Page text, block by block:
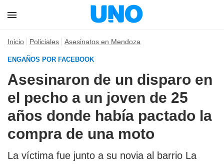
Inicio Policiales Asesinatos en Mendoza
ENGAÑOS POR FACEBOOK
Asesinaron de un disparo en
el pecho a un joven de 25
años donde había pactado la
compra de una moto
La víctima fue junto a su novia al barrio La